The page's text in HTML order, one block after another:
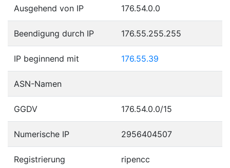
Ausgehend von IP 176.54.0.0
Beendigung durch IP 176.55.255.255
IP beginnend mit 176.55.39
ASN-Namen
GGDV 176.54.0.0/15
Numerische IP 2956404507
Registrierung ripencc